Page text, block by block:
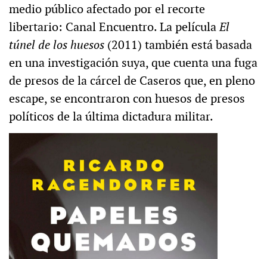
medio público afectado por el recorte
libertario: Canal Encuentro. La películaEl
túnel de los huesos (2011) también está basada
en una investigación suya, que cuenta una fuga
de presos de la cárcel de Caseros que, en pleno
escape, se encontraron con huesos de presos
políticos de la última dictadura militar.